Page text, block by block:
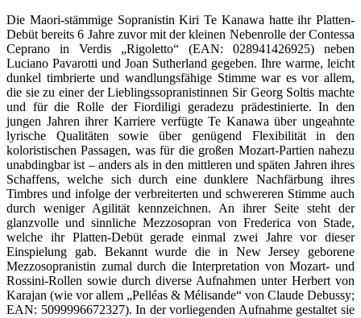
Die Maori-stämmige Sopranistin Kiri Te Kanawa hatte ihr Platten-
Debüt bereits 6 Jahre zuvor mit der kleinen Nebenrolle der Contessa
Ceprano in Verdis „Rigoletto“ (EAN: 028941426925) neben
Luciano Pavarotti und Joan Sutherland gegeben. Ihre warme, leicht
dunkel timbrierte und wandlungsfähige Stimme war es vor allem,
die sie zu einer der Lieblingssopranistinnen Sir Georg Soltis machte
und für die Rolle der Fiordiligi geradezu prädestinierte. In den
jungen Jahren ihrer Karriere verfügte Te Kanawa über ungeahnte
lyrische Qualitäten sowie über genügend Flexibilität in den
koloristischen Passagen, was für die großen Mozart-Partien nahezu
unabdingbar ist – anders als in den mittleren und späten Jahren ihres
Schaffens, welche sich durch eine dunklere Nachfärbung ihres
Timbres und infolge der verbreiterten und schwereren Stimme auch
durch weniger Agilität kennzeichnen. An ihrer Seite steht der
glanzvolle und sinnliche Mezzosopran von Frederica von Stade,
welche ihr Platten-Debüt gerade einmal zwei Jahre vor dieser
Einspielung gab. Bekannt wurde die in New Jersey geborene
Mezzosopranistin zumal durch die Interpretation von Mozart- und
Rossini-Rollen sowie durch diverse Aufnahmen unter Herbert von
Karajan (wie vor allem „Pelléas & Mélisande“ von Claude Debussy;
EAN: 5099996672327). In der vorliegenden Aufnahme gestaltet sie